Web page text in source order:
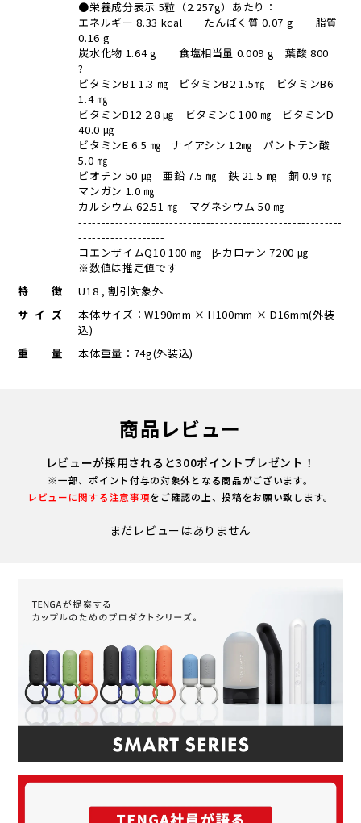
●栄養成分表示 5粒（2.257g）あたり：
エネルギー 8.33 kcal たんぱく質 0.07 g 脂質
0.16 g
炭水化物 1.64 g 食塩相当量 0.009 g 葉酸 800
?
ビタミンB1 1.3 ㎎ ビタミンB2 1.5㎎ ビタミンB6
1.4 ㎎
ビタミンB12 2.8 ㎍ ビタミンC 100 ㎎ ビタミンD
40.0 ㎍
ビタミンE 6.5 ㎎ ナイアシン 12㎎ パントテン酸
5.0 ㎎
ビオチン 50 ㎍ 亜鉛 7.5 ㎎ 鉄 21.5 ㎎ 銅 0.9 ㎎
マンガン 1.0 ㎎
カルシウム 62.51 ㎎ マグネシウム 50 ㎎
----------------------------------------------------------
-------------------
コエンザイムQ10 100 ㎎ β-カロテン 7200 ㎍
※数値は推定値です
特徴
U18 , 割引対象外
サイズ
本体サイズ：W190mm × H100mm × D16mm(外装
込)
重量
本体重量：74g(外装込)
商品レビュー
レビューが採用されると300ポイントプレゼント！
※一部、ポイント付与の対象外となる商品がございます。
レビューに関する注意事項をご確認の上、投稿をお願い致します。
まだレビューはありません